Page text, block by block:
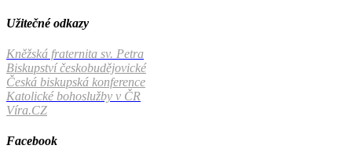
Užitečné odkazy
Kněžská fraternita sv. Petra
Biskupství českobudějovické
Česká biskupská konference
Katolické bohoslužby v ČR
Víra.CZ
Facebook